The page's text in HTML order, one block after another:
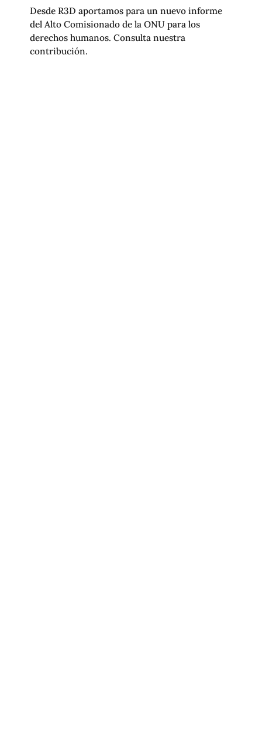
Desde R3D aportamos para un nuevo informe
del Alto Comisionado de la ONU para los
derechos humanos. Consulta nuestra
contribución.